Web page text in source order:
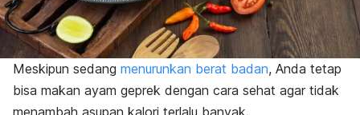
Meskipun sedang menurunkan berat badan, Anda tetap
bisa makan ayam geprek dengan cara sehat agar tidak
menambah asupan kalori terlalu banyak.